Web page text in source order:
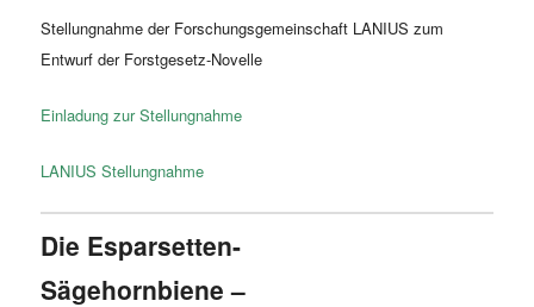
Stellungnahme der Forschungsgemeinschaft LANIUS zum
Entwurf der Forstgesetz-Novelle
Einladung zur Stellungnahme
LANIUS Stellungnahme
Die Esparsetten-
Sägehornbiene –